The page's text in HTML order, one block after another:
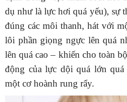
dụ như là lực hơi quá yếu), sự
đúng các môi thanh, hát với
lôi phần giọng ngực lên quá
lên quá cao – khiến cho toàn
động của lực dội quá lớn
một cơ hoành rung rẩy.